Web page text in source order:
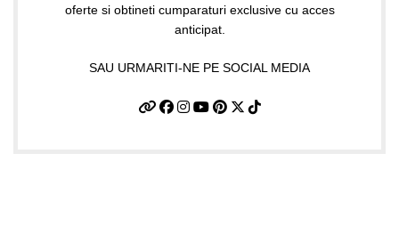
oferte si obtineti cumparaturi exclusive cu acces
anticipat.
SAU URMARITI-NE PE SOCIAL MEDIA